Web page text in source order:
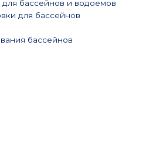
бассейнов и водоемов
для бассейнов
бассейнов